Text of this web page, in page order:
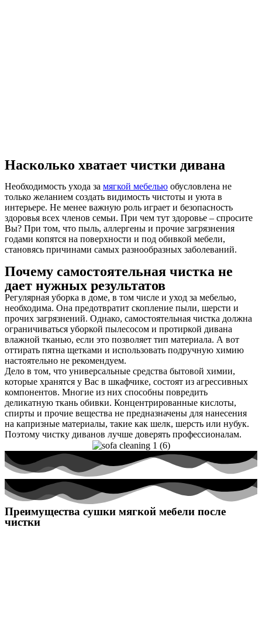
Насколько хватает чистки дивана
Необходимость ухода за мягкой мебелью обусловлена не
только желанием создать видимость чистоты и уюта в
интерьере. Не менее важную роль играет и безопасность
здоровья всех членов семьи. При чем тут здоровье – спросите
Вы? При том, что пыль, аллергены и прочие загрязнения
годами копятся на поверхности и под обивкой мебели,
становясь причинами самых разнообразных заболеваний.
Почему самостоятельная чистка не
дает нужных результатов
Регулярная уборка в доме, в том числе и уход за мебелью,
необходима. Она предотвратит скопление пыли, шерсти и
прочих загрязнений. Однако, самостоятельная чистка должна
ограничиваться уборкой пылесосом и протиркой дивана
влажной тканью, если это позволяет тип материала. А вот
оттирать пятна щетками и использовать подручную химию
настоятельно не рекомендуем.
Дело в том, что универсальные средства бытовой химии,
которые хранятся у Вас в шкафчике, состоят из агрессивных
компонентов. Многие из них способны повредить
деликатную ткань обивки. Концентрированные кислоты,
спирты и прочие вещества не предназначены для нанесения
на капризные материалы, такие как шелк, шерсть или нубук.
Поэтому чистку диванов лучше доверять профессионалам.
Преимущества сушки мягкой мебели после
чистки